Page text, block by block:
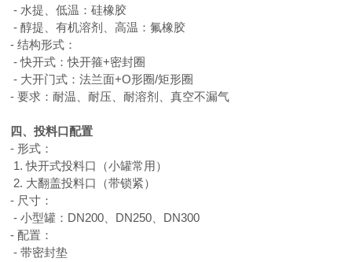
- 水提、低温：硅橡胶
- 醇提、有机溶剂、高温：氟橡胶
- 结构形式：
- 快开式：快开箍+密封圈
- 大开门式：法兰面+O形圈/矩形圈
- 要求：耐温、耐压、耐溶剂、真空不漏气
四、投料口配置
- 形式：
1. 快开式投料口（小罐常用）
2. 大翻盖投料口（带锁紧）
- 尺寸：
- 小型罐：DN200、DN250、DN300
- 配置：
- 带密封垫